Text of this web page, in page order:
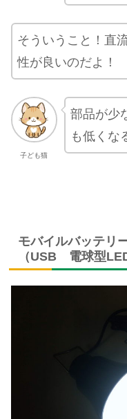
そういうこと！直
性が良いのだよ！
子ども猫
部品が少
も低くな
モバイルバッテリ
（USB 電球型